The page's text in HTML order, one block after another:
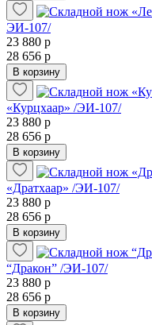
ЭИ-107/
23 880 р
28 656 р
В корзину
«Курцхаар» /ЭИ-107/
23 880 р
28 656 р
В корзину
«Дратхаар» /ЭИ-107/
23 880 р
28 656 р
В корзину
“Дракон” /ЭИ-107/
23 880 р
28 656 р
В корзину